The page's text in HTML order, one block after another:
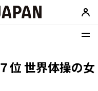
位 世界体操の女